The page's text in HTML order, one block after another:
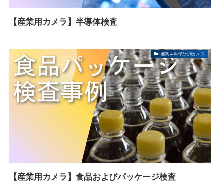
【産業用カメラ】半導体検査
産業＆科学計測カメラ
【産業用カメラ】食品およびパッケージ検査